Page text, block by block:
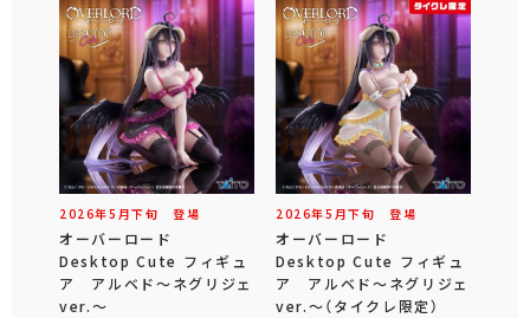
2026年5 月下旬 登場
オーバーロード
Desktop Cute フィギュ
ア アルベド～ネグリジェ
ver.～
2026年5 月下旬 登場
オーバーロード
Desktop Cute フィギュ
ア アルベド～ネグリジェ
ver.～（タイクレ限定）